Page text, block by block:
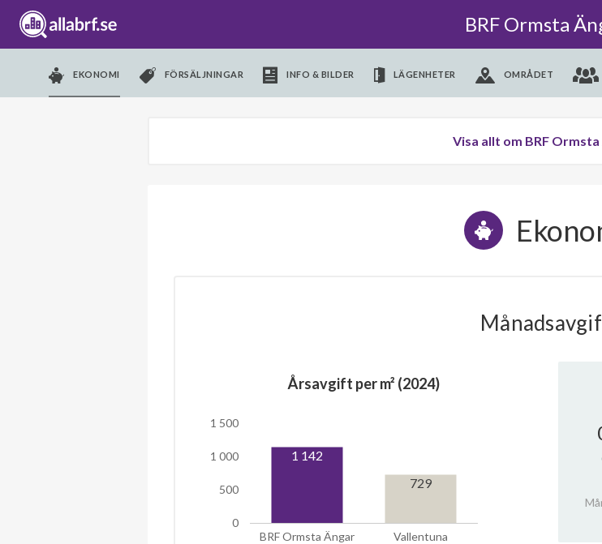
BRF Ormsta
EKONOMI FÖRSÄLJNINGAR INFO & BILDER LÄGENHETER OMRÅDET
Visa allt om BRF
Årsavgift per m² (2024)
BRF Ormsta Ängar Vallentuna
0
500
1 000
1 500
1 142
729